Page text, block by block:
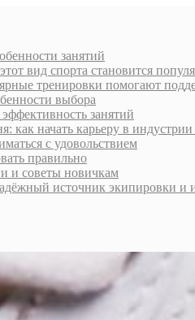
занятий
вид спорта становится
тренировки помогают
выбора
занятий
как начать карьеру в индустрии
с удовольствием
правильно
и советы новичкам
источник экипировки и